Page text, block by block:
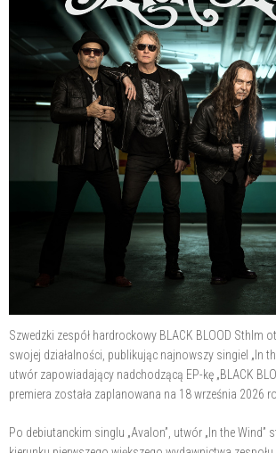
Szwedzki zespół hardrockowy BLACK BLOOD Sthlm
swojej działalności, publikując najnowszy singiel „In
utwór zapowiadający nadchodzącą EP-kę „BLACK
premiera została zaplanowana na 18 września 2026
Po debiutanckim singlu „Avalon”, utwór „In the Wind”